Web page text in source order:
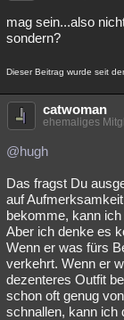
mag sein...also
sondern?
Dieser Beitrag wurde seit
catwoman
ehemaliges
@hugh
Das fragst Du
auf
bekomme, kann
Aber ich denke es
Wenn er was fürs
verkehrt. Wenn er
dezenteres Outfit
schon oft genug
schnallen, kann ich